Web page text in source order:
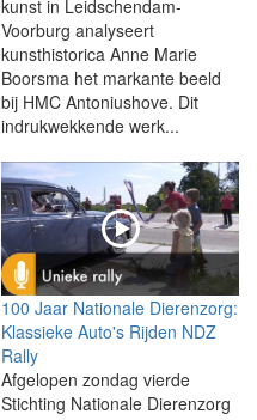
kunst in Leidschendam-
Voorburg analyseert
kunsthistorica Anne Marie
Boorsma het markante beeld
bij HMC Antoniushove. Dit
indrukwekkende werk...
100 Jaar Nationale Dierenzorg:
Klassieke Auto's Rijden NDZ
Rally
Afgelopen zondag vierde
Stichting Nationale Dierenzorg